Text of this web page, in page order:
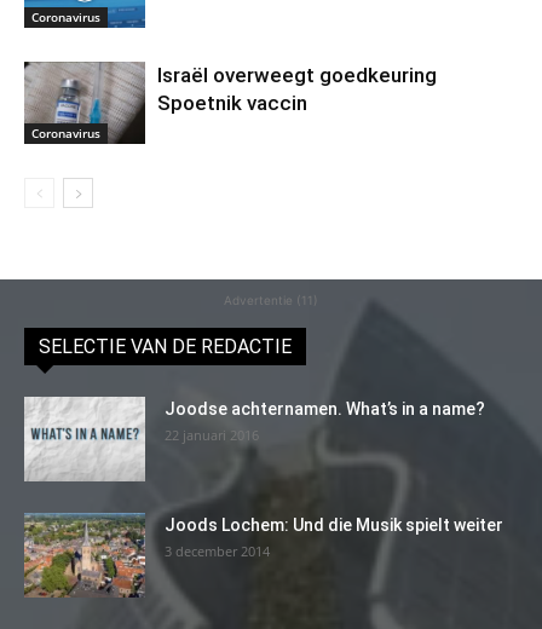
Coronavirus
Coronavirus
Israël overweegt goedkeuring
Spoetnik vaccin
Advertentie (11)
SELECTIE VAN DE REDACTIE
Joodse achternamen. What’s in a name?
22 januari 2016
Joods Lochem: Und die Musik spielt weiter
3 december 2014